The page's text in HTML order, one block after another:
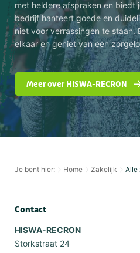
met heldere afspraken en biedt
bedrijf hanteert goede en
niet voor verrassingen te staan.
elkaar en geniet van een
Meer over HISWA-RECRON
Je bent hier: Home Zakelijk Alle
Contact
HISWA-RECRON
Storkstraat 24